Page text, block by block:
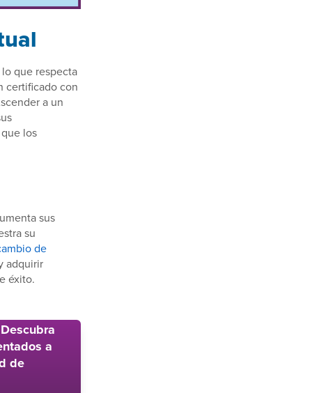
que respecta
certificado con
a un
los
sus
su
de
adquirir
éxito.
a
de